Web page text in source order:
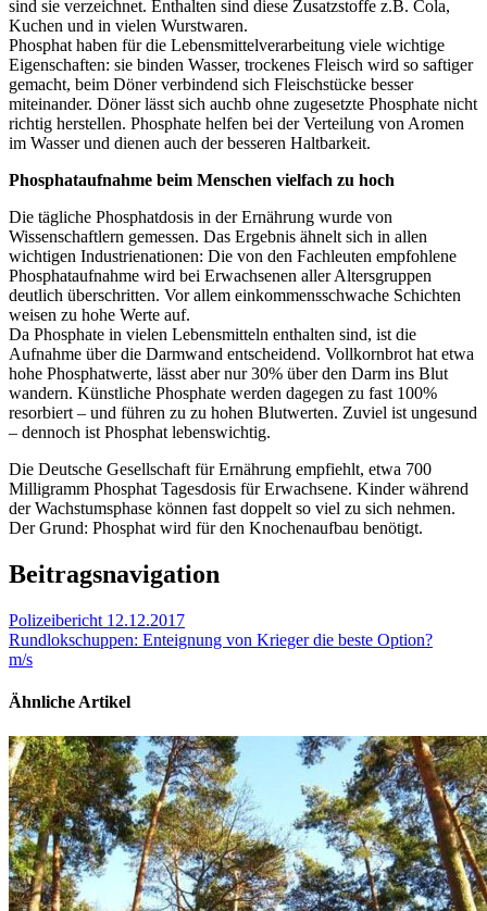
sind sie verzeichnet. Enthalten sind diese Zusatzstoffe z.B. Cola,
Kuchen und in vielen Wurstwaren.
Phosphat haben für die Lebensmittelverarbeitung viele wichtige
Eigenschaften: sie binden Wasser, trockenes Fleisch wird so saftiger
gemacht, beim Döner verbindend sich Fleischstücke besser
miteinander. Döner lässt sich auchb ohne zugesetzte Phosphate nicht
richtig herstellen. Phosphate helfen bei der Verteilung von Aromen
im Wasser und dienen auch der besseren Haltbarkeit.
Phosphataufnahme beim Menschen vielfach zu hoch
Die tägliche Phosphatdosis in der Ernährung wurde von
Wissenschaftlern gemessen. Das Ergebnis ähnelt sich in allen
wichtigen Industrienationen: Die von den Fachleuten empfohlene
Phosphataufnahme wird bei Erwachsenen aller Altersgruppen
deutlich überschritten. Vor allem einkommensschwache Schichten
weisen zu hohe Werte auf.
Da Phosphate in vielen Lebensmitteln enthalten sind, ist die
Aufnahme über die Darmwand entscheidend. Vollkornbrot hat etwa
hohe Phosphatwerte, lässt aber nur 30% über den Darm ins Blut
wandern. Künstliche Phosphate werden dagegen zu fast 100%
resorbiert – und führen zu zu hohen Blutwerten. Zuviel ist ungesund
– dennoch ist Phosphat lebenswichtig.
Die Deutsche Gesellschaft für Ernährung empfiehlt, etwa 700
Milligramm Phosphat Tagesdosis für Erwachsene. Kinder während
der Wachstumsphase können fast doppelt so viel zu sich nehmen.
Der Grund: Phosphat wird für den Knochenaufbau benötigt.
Beitragsnavigation
Polizeibericht 12.12.2017
Rundlokschuppen: Enteignung von Krieger die beste Option?
m/s
Ähnliche Artikel